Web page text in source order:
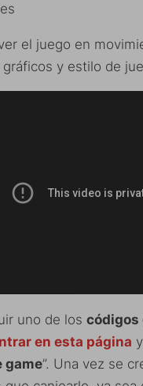
el juego en
y estilo de
uno de los
en esta página
game”. Una vez se